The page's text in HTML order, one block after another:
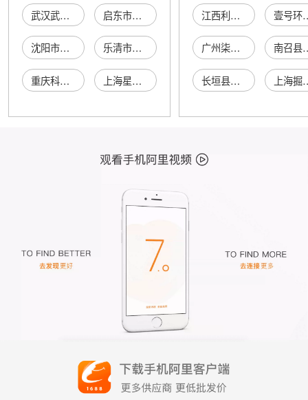
武汉武量数显量仪开发公司 启东市金盛数显仪表厂
沈阳市新光数显仪表厂 乐清市万通数显仪表厂
重庆科冠数显仪表有限公司 上海星光电子数显仪器公司
江西利乾建设工程有限公司 壹号环保
广州柒墨服饰有限公司 南召县
长垣县海松副食店 上海掘